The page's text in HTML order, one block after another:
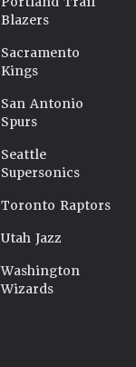
Blazers
Sacramento
Kings
San Antonio
Spurs
Seattle
Supersonics
Toronto Raptors
Utah Jazz
Washington
Wizards